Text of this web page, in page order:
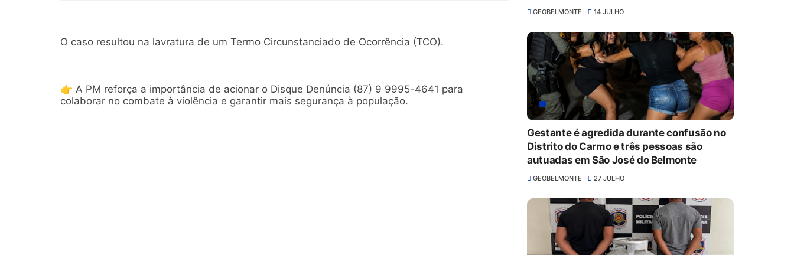
O caso resultou na lavratura de um Termo Circunstanciado de Ocorrência (TCO).
👉 A PM reforça a importância de acionar o Disque Denúncia (87) 9 9995-4641 para
colaborar no combate à violência e garantir mais segurança à população.
GEOBELMONTE 14 JULHO
Gestante é agredida durante confusão no
Distrito do Carmo e três pessoas são
autuadas em São José do Belmonte
GEOBELMONTE 27 JULHO